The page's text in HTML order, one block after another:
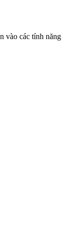
vào các tính năng